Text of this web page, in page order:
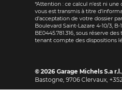
*Attention : ce calcul n'est ni
vous est transmis à titre
d'acceptation de votre dossier
Boulevard Saint-Lazare 4-10/3, B-
BE0445.781.316, sous réserve
tenant compte des dispositions
© 2026 Garage Michels S.a r.l.,
Bastogne, 9706 Clervaux,